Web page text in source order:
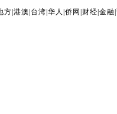
方 |港澳 台湾 |华人 |侨网 财经 |金融 |